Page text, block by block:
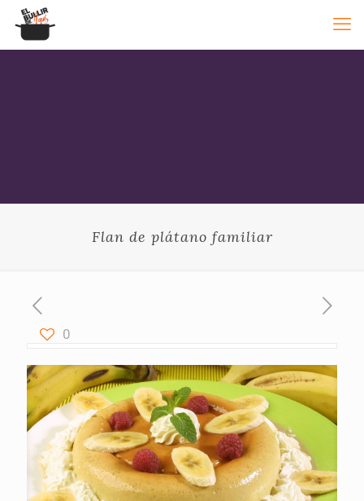
Flan de plátano familiar
0